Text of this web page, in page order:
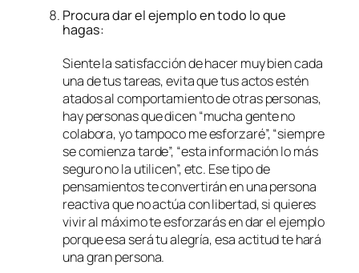
Procura dar el ejemplo en todo lo que
hagas:
Siente la satisfacción de hacer muy bien cada
una de tus tareas, evita que tus actos estén
atados al comportamiento de otras personas,
hay personas que dicen “mucha gente no
colabora, yo tampoco me esforzaré”, “siempre
se comienza tarde”, “esta información lo más
seguro no la utilicen”, etc. Ese tipo de
pensamientos te convertirán en una persona
reactiva que no actúa con libertad, si quieres
vivir al máximo te esforzarás en dar el ejemplo
porque esa será tu alegría, esa actitud te hará
una gran persona.